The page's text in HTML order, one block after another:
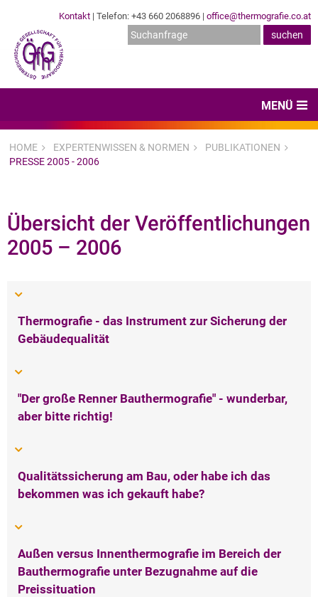
Kontakt | Telefon: +43 660 2068896 | office@thermografie.co.at
MENÜ
News & Veranstaltungen
Dienstleister
Hard- & Software
Archiv
HOME EXPERTENWISSEN & NORMEN
PUBLIKATIONEN
PRESSE 2005 - 2006
Übersicht der Veröffentlichungen
2005 – 2006
Thermografie - das Instrument zur Sicherung der
Gebäudequalität
"Der große Renner Bauthermografie" - wunderbar,
aber bitte richtig!
Qualitätssicherung am Bau, oder habe ich das
bekommen was ich gekauft habe?
Außen versus Innenthermografie im Bereich der
Bauthermografie unter Bezugnahme auf die
Preissituation